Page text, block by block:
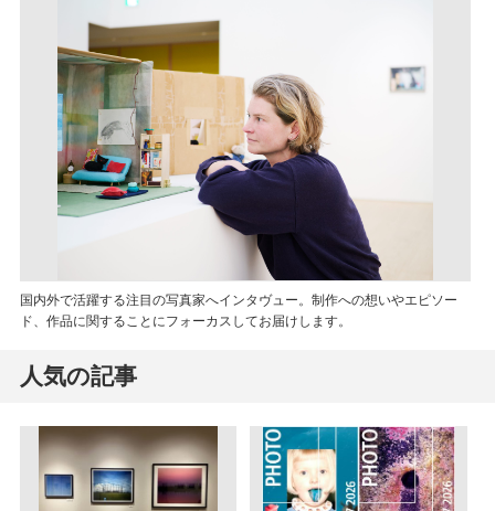
国内外で活躍する注目の写真家へインタヴュー。制作への想いやエピソー
ド、作品に関することにフォーカスしてお届けします。
人気の記事